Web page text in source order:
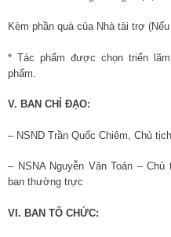
Kèm phần quà của Nhà tài trợ
* Tác phẩm được chọn triển
phẩm.
V. BAN CHỈ ĐẠO:
– NSND Trần Quốc Chiêm, Chủ
– NSNA Nguyễn Văn Toản –
ban thường trực
VI. BAN TỔ CHỨC: